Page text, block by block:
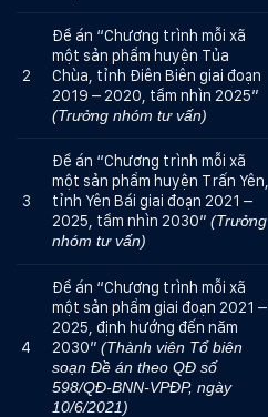
2
Đề án “Chương trình mỗi xã
một sản phẩm huyện Tủa
Chùa, tỉnh Điên Biên giai đoạn
2019 – 2020, tầm nhìn 2025”
(Trưởng nhóm tư vấn)
3
Đề án “Chương trình mỗi xã
một sản phẩm huyện Trấn Yên,
tỉnh Yên Bái giai đoạn 2021 –
2025, tầm nhìn 2030”(Trưởng
nhóm tư vấn)
4
Đề án “Chương trình mỗi xã
một sản phẩm giai đoạn 2021 –
2025, định hướng đến năm
2030”(Thành viên Tổ biên
soạn Đề án theo QĐ số
598/QĐ-BNN-VPĐP, ngày
10/6/2021)